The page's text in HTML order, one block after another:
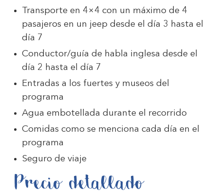
Transporte en 4×4 con un máximo de 4
pasajeros en un jeep desde el día 3 hasta el
día 7
Conductor/guía de habla inglesa desde el
día 2 hasta el día 7
Entradas a los fuertes y museos del
programa
Agua embotellada durante el recorrido
Comidas como se menciona cada día en el
programa
Seguro de viaje
Precio detallado